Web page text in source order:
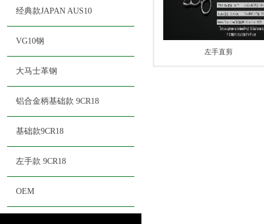
左手直剪
经典款JAPAN AUS10
VG10钢
大马士革钢
铝合金柄基础款 9CR18
基础款9CR18
左手款 9CR18
OEM